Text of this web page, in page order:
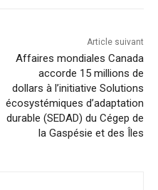
Article suivant
Affaires mondiales Canada
accorde 15 millions de
dollars à l’initiative Solutions
écosystémiques d’adaptation
durable (SEDAD) du Cégep de
la Gaspésie et des Îles